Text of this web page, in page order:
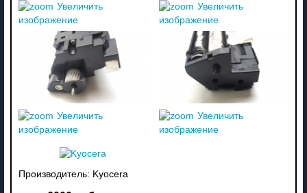
Увеличить
изображение
Увеличить
изображение
Увеличить
изображение
Увеличить
изображение
Производитель: Kyocera